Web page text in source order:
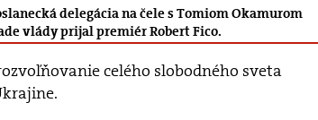
delegácia na čele s Tomiom Okamurom
vlády prijal premiér Robert Fico.
celého slobodného sveta